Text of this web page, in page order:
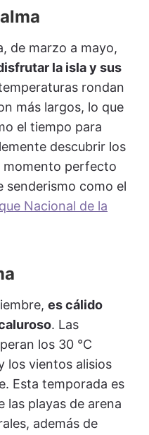
de marzo a mayo,
la isla y sus
rondan
más largos, lo que
el tiempo para
descubrir los
momento perfecto
senderismo como el
Nacional de la
es cálido
. Las
los 30 °C
los vientos alisios
Esta temporada es
playas de arena
además de